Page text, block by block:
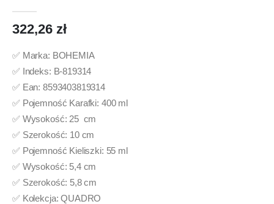
322,26 zł
✅ Marka: BOHEMIA
✅ Indeks: B-819314
✅ Ean: 8593403819314
✅ Pojemność Karafki: 400 ml
✅ Wysokość: 25 cm
✅ Szerokość: 10 cm
✅ Pojemność Kieliszki: 55 ml
✅ Wysokość: 5,4 cm
✅ Szerokość: 5,8 cm
✅ Kolekcja: QUADRO